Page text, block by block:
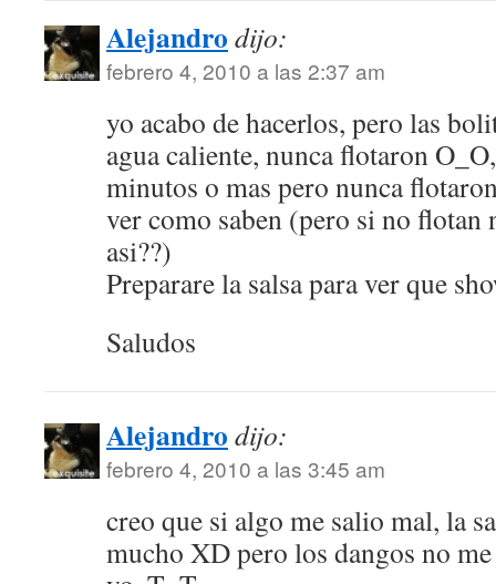
Alejandro dijo:
febrero 4, 2010 a las 2:37 am
yo acabo de hacerlos, pero las
agua caliente, nunca flotaron
minutos o mas pero nunca
ver como saben (pero si no flotan
asi??)
Preparare la salsa para ver que
Saludos
Alejandro dijo:
febrero 4, 2010 a las 3:45 am
creo que si algo me salio mal, la
mucho XD pero los dangos no